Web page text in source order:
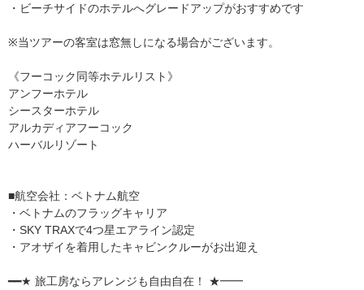
・ビーチサイドのホテルへグレードアップがおすすめです
※当ツアーの客室は窓無しになる場合がございます。
《フーコック同等ホテルリスト》
アンフーホテル
シースターホテル
アルカディアフーコック
ハーバルリゾート
■航空会社：ベトナム航空
・ベトナムのフラッグキャリア
・SKY TRAXで4つ星エアライン認定
・アオザイを着用したキャビンクルーがお出迎え
━━★ 旅工房ならアレンジも自由自在！ ★━━